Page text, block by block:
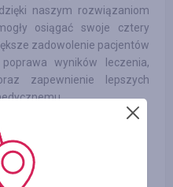
naszym rozwiązaniom
osiągać swoje cztery
zadowolenie pacjentów
wyników leczenia,
zapewnienie lepszych